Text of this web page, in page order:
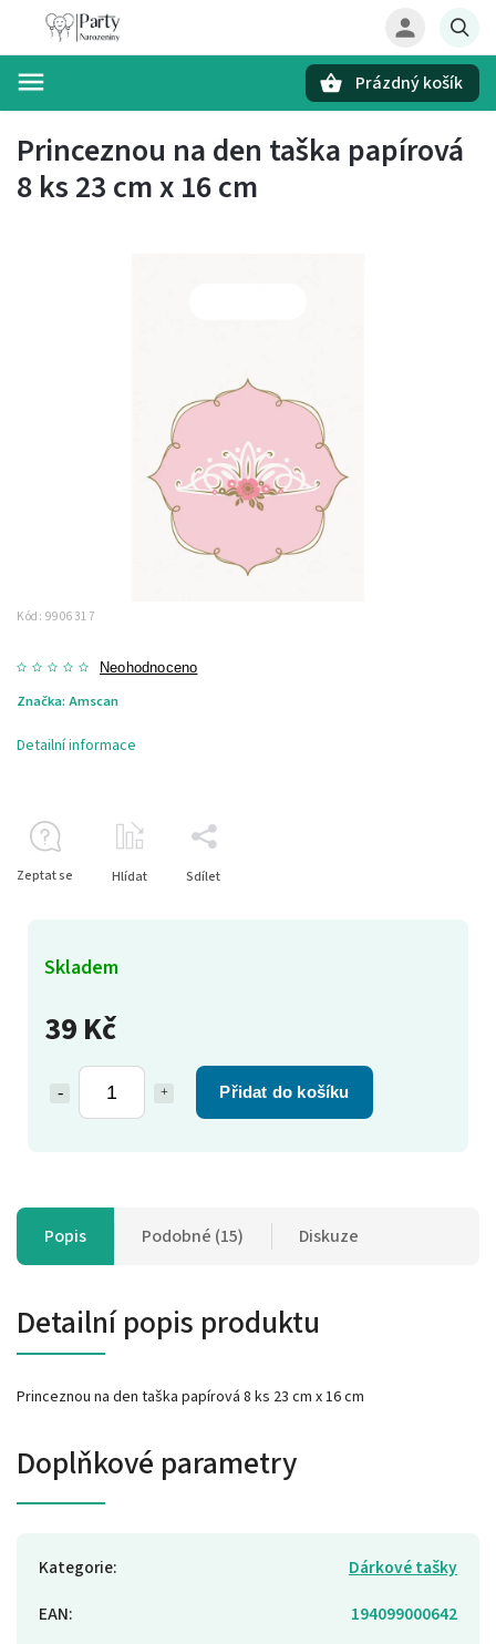
Prázdný košík
Princeznou na den taška papírová
8 ks 23 cm x 16 cm
Kód: 9906317
Neohodnoceno
Značka: Amscan
39 Kč
Přidat do košíku
Skladem
Detailní informace
Zeptat se Hlídat Sdílet
Popis Podobné (15) Diskuze
Detailní popis produktu
Princeznou na den taška papírová 8 ks 23 cm x 16 cm
Doplňkové parametry
Kategorie:
Dárkové tašky
EAN:
194099000642